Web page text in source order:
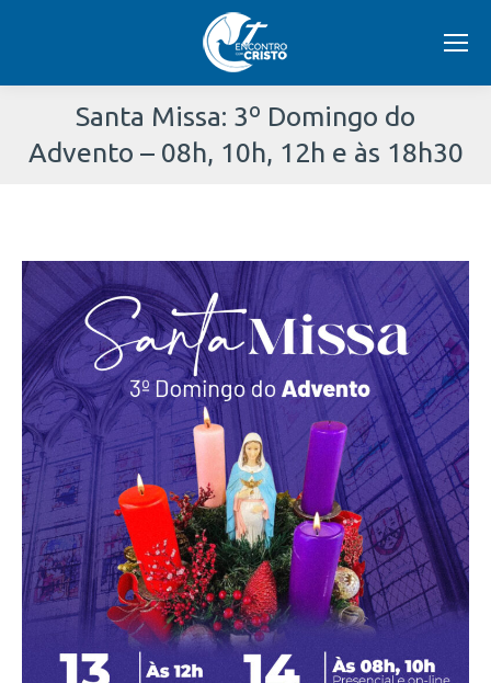
Santa Missa: 3º Domingo do
Advento – 08h, 10h, 12h e às 18h30
está
aqui: